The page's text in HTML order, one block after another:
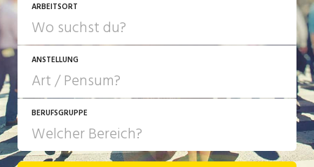
ARBEITSORT
ANSTELLUNG
JOB-TYP
BERUFSGRUPPE